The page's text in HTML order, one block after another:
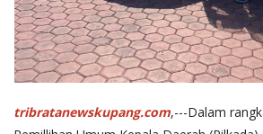
tribratanewskupang.com,---Dalam